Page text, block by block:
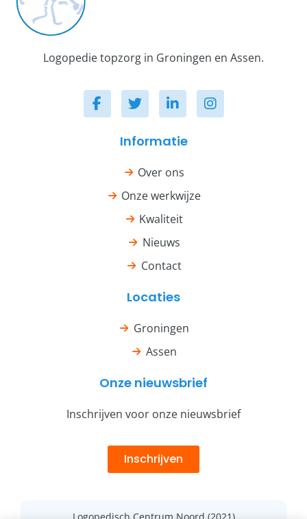
Logopedie topzorg in Groningen en Assen.
Informatie
Over ons
Onze werkwijze
Kwaliteit
Nieuws
Contact
Locaties
Groningen
Assen
Onze nieuwsbrief
Inschrijven voor onze nieuwsbrief
Inschrijven